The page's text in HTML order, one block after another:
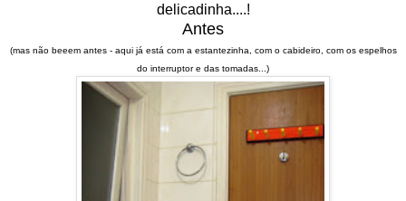
delicadinha....!
Antes
(mas não beeem antes - aqui já está com a estantezinha, com o cabideiro, com os espelhos
do interruptor e das tomadas...)